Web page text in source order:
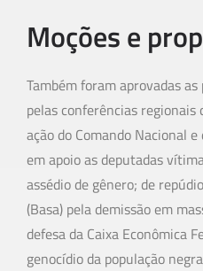
Moções e
Também foram aprovadas
pelas conferências regionais
ação do Comando Nacional
em apoio as deputadas
assédio de gênero; de
(Basa) pela demissão em
defesa da Caixa Econômica
genocídio da população